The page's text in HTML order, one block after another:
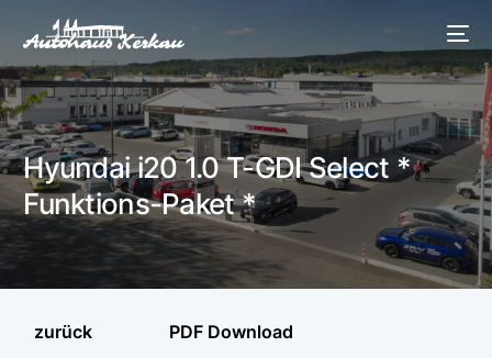
Hyundai i20 1.0 T-GDI Select *
Funktions-Paket *
zurück PDF Download